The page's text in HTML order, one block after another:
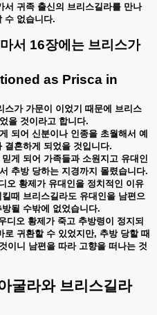
서 귀족 출신의 브리스길라를 만나
수 없습니다.
서 16장에는 브리스가
as Prisca in
스가 가문이 이었기 때문에 브리스
을 것이라고 합니다.
되어 신분이나 인종을 초월해서 예
결혼하게 되었을 것입니다.
믿게 되어 가족들과 소원지고 유대인
추방 당하는 지경까지 몰렸습니다.
오 황제가 유대인을 정치적인 이유
때 브리스길라도 유대인을 남편으
방될 수밖에 없었습니다.
디오 황제가 죽고 추방령이
정지되
로 귀환할 수 있었지만, 추방 당할 때
것이니 남편을 따라 고향을 떠나는 것
굴라와 브리스길라